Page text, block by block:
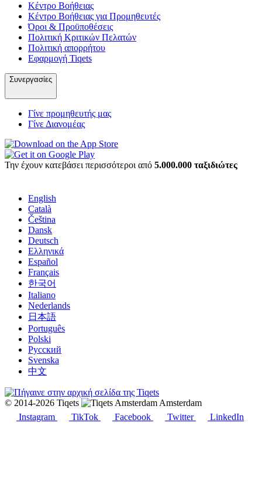
Κέντρο Βοήθειας
Κέντρο Βοήθειας για Προμηθευτές
Όροι & Προϋποθέσεις
Πολιτική Κριτικών Πελατών
Πολιτική απορρήτου
Εφαρμογή Tiqets
Συνεργασίες
Γίνε προμηθευτής μας
Γίνε Διανομέας
Την έχουν κατεβάσει περισσότεροι από 5.000.000 ταξιδιώτες
English
Català
Čeština
Dansk
Deutsch
Ελληνικά
Español
Français
한국어
Italiano
Nederlands
日本語
Português
Polski
Русский
Svenska
中文
© 2014-2026 Tiqets
Amsterdam
Instagram
TikTok Facebook Twitter LinkedIn